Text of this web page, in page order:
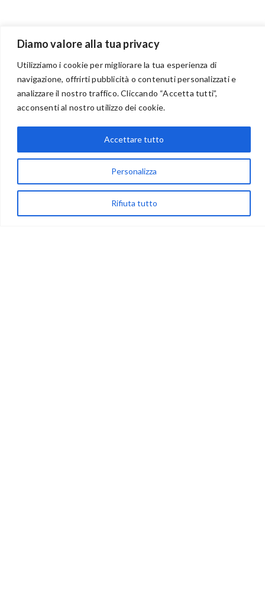
Diamo valore alla tua privacy
Utilizziamo i cookie per migliorare la tua esperienza di
navigazione, offrirti pubblicità o contenuti personalizzati e
analizzare il nostro traffico. Cliccando “Accetta tutti”,
acconsenti al nostro utilizzo dei cookie.
Personalizza
Rifiuta tutto
Accettare tutto
BENVENUTI NEL PORTALE RIVENDITORI
via Acqua delle Noci 12
83024 Monteforte Irpino (AV)
(+39) 081-7777233